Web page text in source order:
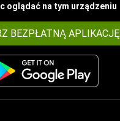
oglądać na tym urządzeniu
BEZPŁATNĄ APLIKACJĘ